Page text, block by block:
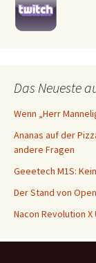
Das Neueste
Wenn „Herr
Ananas auf der
andere Fragen
Geeetech M1S:
Der Stand von
Nacon Revolution